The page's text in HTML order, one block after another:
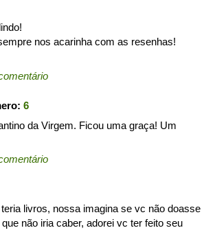
nos acarinha com as resenhas!
6
da Virgem. Ficou uma graça! Um
livros, nossa imagina se vc não doasse
não iria caber, adorei vc ter feito seu